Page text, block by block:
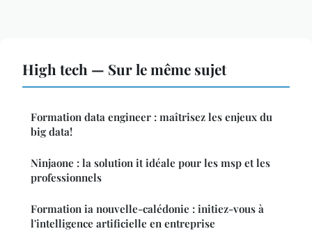
High tech — Sur le même sujet
Formation data engineer : maîtrisez les enjeux du
big data!
Ninjaone : la solution it idéale pour les msp et les
professionnels
Formation ia nouvelle-calédonie : initiez-vous à
l'intelligence artificielle en entreprise